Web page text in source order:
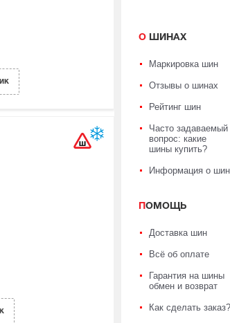
О ШИНАХ
Маркировка шин
Отзывы о шинах
Рейтинг шин
Часто задаваемый
вопрос: какие
шины купить?
Информация о
ПОМОЩЬ
Доставка шин
Всё об оплате
Гарантия на шины
обмен и возврат
Как сделать заказ?